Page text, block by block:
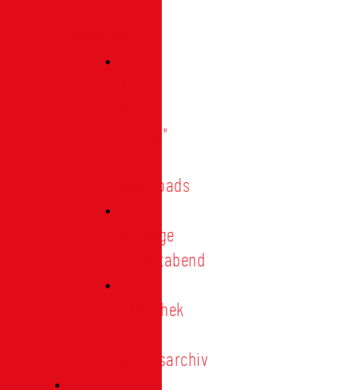
"digital"
Downloads
Vorträge
Heimatabend
Bibliothek
Vereinsarchiv